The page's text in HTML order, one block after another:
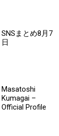
SNSまとめ8月7
日
Masatoshi
Kumagai –
Official Profile